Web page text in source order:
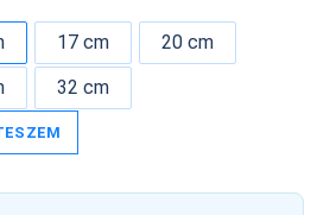
17 cm
20 cm
32 cm